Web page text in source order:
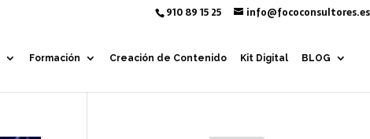
910 89 15 25 info@fococonsultores.es
Formación Creación de Contenido Kit Digital BLOG